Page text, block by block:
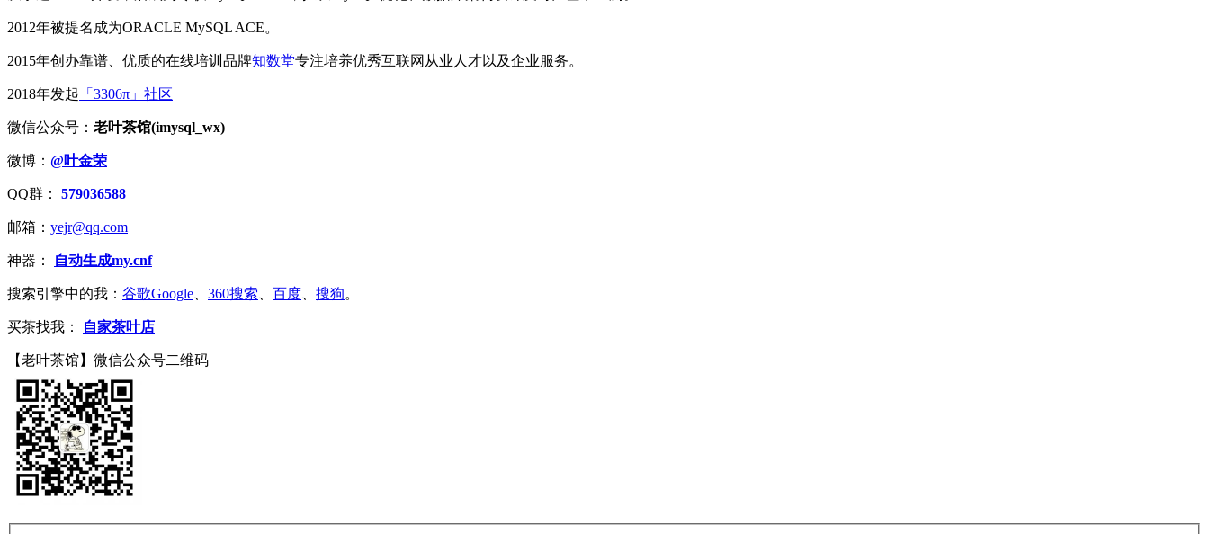
2012年被提名成为ORACLE MySQL ACE。
2015年创办靠谱、优质的在线培训品牌知数堂专注培养优秀互联网从业人才以及企业服务。
2018年发起 「3306π」社区
微信公众号： 老叶茶馆(imysql_wx)
微博： @叶金荣
QQ群： 579036588
邮箱： yejr@qq.com
神器： 自动生成my.cnf
搜索引擎中的我： 谷歌Google、 360搜索、 百度、 搜狗。
买茶找我： 自家茶叶店
【老叶茶馆】微信公众号二维码